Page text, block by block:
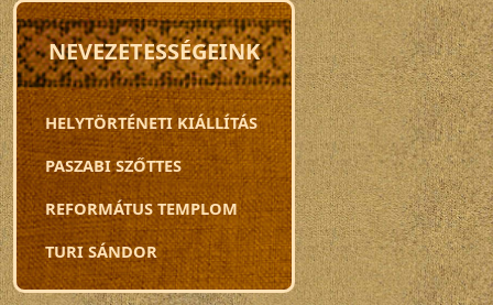
NEVEZETESSÉGEINK
HELYTÖRTÉNETI KIÁLLÍTÁS
PASZABI SZŐTTES
REFORMÁTUS TEMPLOM
TURI SÁNDOR